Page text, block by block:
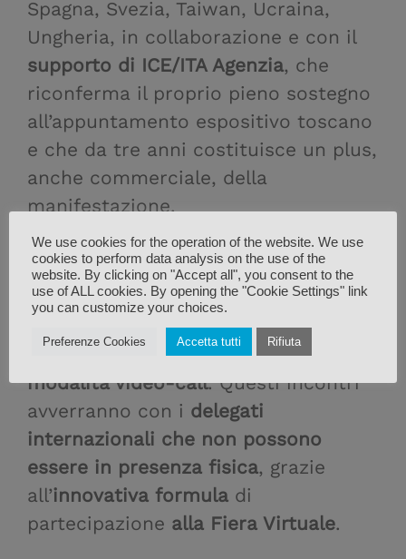
Spagna, Svezia, Taiwan, Ucraina,
Ungheria, in collaborazione e con il
supporto di ICE/ITA Agenzia, che
riconferma il proprio pieno sostegno
all’appuntamento espositivo toscano
e che da tre anni costituisce un plus,
anche commerciale, della
manifestazione.
28 delegatisaranno in presenzaa
13 parteciperanno
schedulati in agenda
modalità video-call. Questi incontri
avverranno con i delegati
internazionali che non possono
essere in presenza fisica, grazie
all’innovativa formula di
partecipazione alla Fiera Virtuale.
We use cookies for the operation of the website. We use
cookies to perform data analysis on the use of the
website. By clicking on "Accept all", you consent to the
use of ALL cookies. By opening the "Cookie Settings" link
you can customize your choices.
Preferenze Cookies Accetta tutti Rifiuta